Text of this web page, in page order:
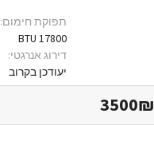
תפוקת חימום:
17800 BTU
דירוג אנרגטי:
יעודכן בקרוב
3500₪